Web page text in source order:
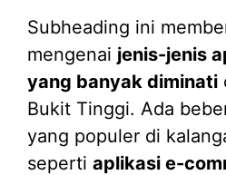
Subheading ini
mengenai jenis-jenis
yang banyak diminati
Bukit Tinggi. Ada
yang populer di
seperti aplikasi e-